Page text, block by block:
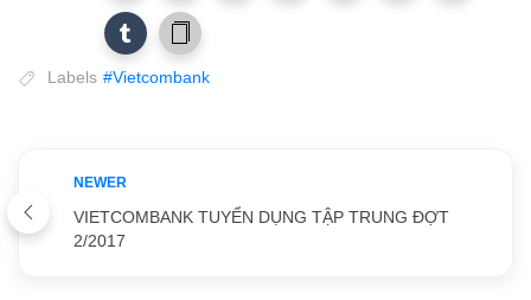
Labels #Vietcombank
NEWER
VIETCOMBANK TUYỂN DỤNG TẬP TRUNG ĐỢT
2/2017